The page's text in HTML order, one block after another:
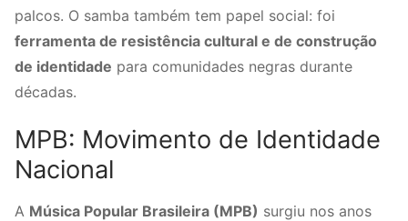
palcos. O samba também tem papel social: foi
ferramenta de resistência cultural e de construção
de identidade para comunidades negras durante
décadas.
MPB: Movimento de Identidade
Nacional
A Música Popular Brasileira (MPB) surgiu nos anos